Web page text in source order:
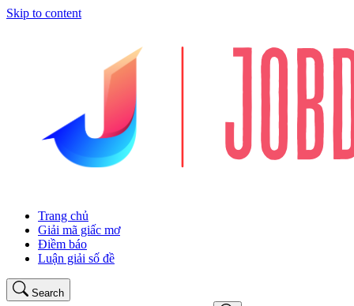
Skip to content
Trang chủ
Giải mã giấc mơ
Điềm báo
Luận giải số đề
Search